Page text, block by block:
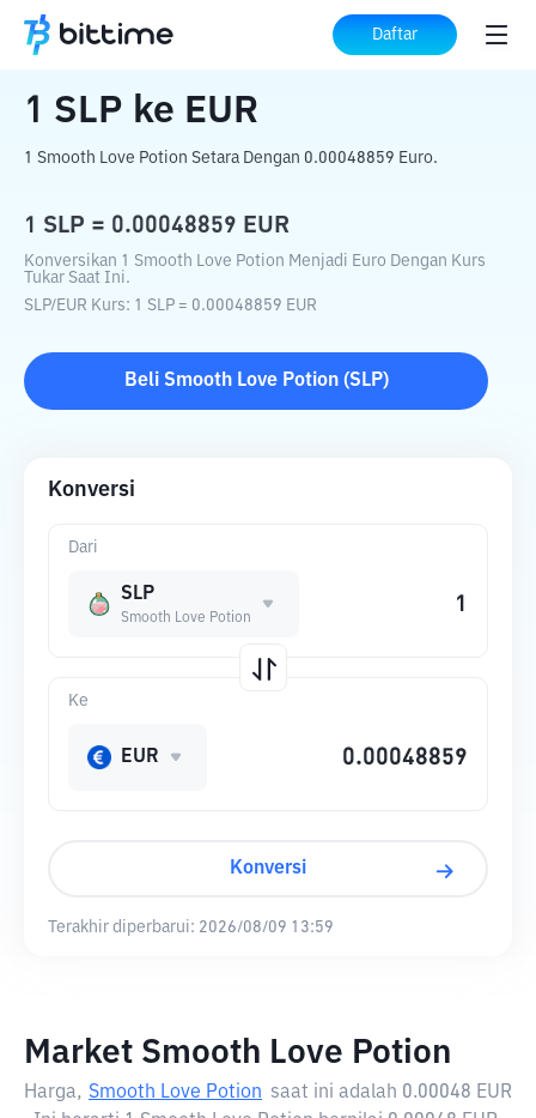
Daftar
Beranda Konverter Kripto ke EUR
1 SLP ke EUR
1 Smooth Love Potion Setara Dengan 0.00048859 Euro.
1 SLP = 0.00048859 EUR
Konversikan 1 Smooth Love Potion Menjadi Euro Dengan Kurs
Tukar Saat Ini.
SLP/EUR Kurs: 1 SLP = 0.00048859 EUR
Beli Smooth Love Potion(SLP)
Konversi
Dari
SLP
Smooth Love Potion
Ke
EUR
Konversi
Terakhir diperbarui: 2026/08/09 13:59
Market Smooth Love Potion
Harga, Smooth Love Potion saat ini adalah 0.00048 EUR